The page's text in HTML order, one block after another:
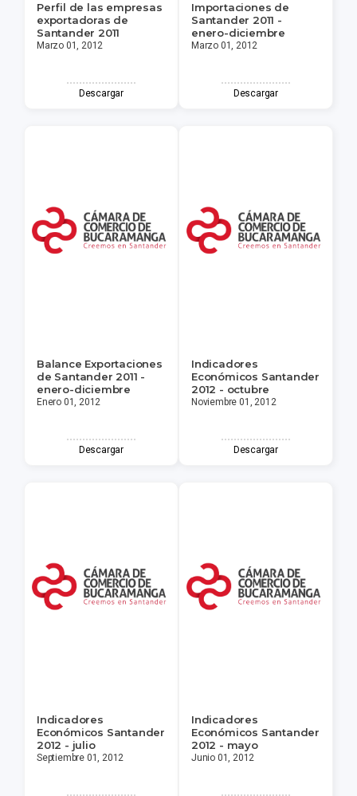
Perfil de las empresas
exportadoras de
Santander 2011
Marzo 01, 2012
Descargar
Importaciones de
Santander 2011 -
enero-diciembre
Marzo 01, 2012
Descargar
Balance Exportaciones
de Santander 2011 -
enero-diciembre
Enero 01, 2012
Descargar
Indicadores
Económicos Santander
2012 - octubre
Noviembre 01, 2012
Descargar
Indicadores
Económicos Santander
2012 - julio
Septiembre 01, 2012
Indicadores
Económicos Santander
2012 - mayo
Junio 01, 2012